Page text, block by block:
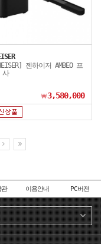
젠하이저 AMBEO 프
사
￦3,580,000
관 이용안내 PC버전